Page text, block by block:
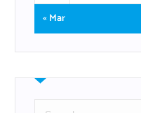
« Mar